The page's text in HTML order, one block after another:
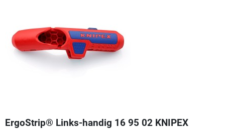
ErgoStrip® Links-handig 16 95 02 KNIPEX